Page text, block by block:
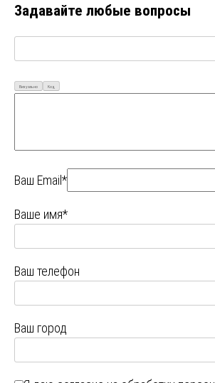
Задавайте любые вопросы
Визуально Код
Ваш Email*
Ваше имя*
Ваш телефон
Ваш город